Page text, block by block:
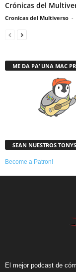
Crónicas del
Cronicas del Multiverso -
ME DA PA’ UNA MAC
SEAN NUESTROS
Become a Patron!
El mejor podcast de